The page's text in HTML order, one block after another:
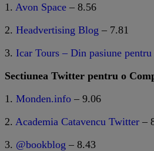
1. Avon Space – 8.56
2. Headvertising Blog – 7.81
3. Icar Tours – Din pasiune
Sectiunea Twitter pentru o
1. Monden.info – 9.06
2. Academia Catavencu Twitter –
3. @bookblog – 8.43